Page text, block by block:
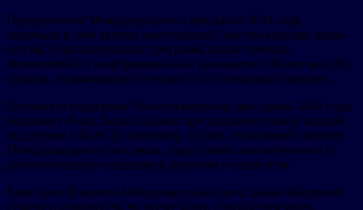
Празднование Международного дня джаза 2024 года
включало в себя тысячи выступлений, мастер-классов, джем-
сессий, образовательных программ, общественных
мероприятий и информационных инициатив в более чем 190
странах, кульминацией которых стал глобальный концерт.
Основную поддержку Международному дню джаза 2024 года
оказывает Фонд Дориса Дьюка при дополнительной щедрой
поддержке GRoW @ Annenberg. United, глобальный партнер
Международного дня джаза, предоставил авиаперевозки и
дополнительную поддержку артистам и педагогам.
Ежегодно 30 апреля Международный день джаза объединяет
страны и сообщества по всему миру, способствуя миру,